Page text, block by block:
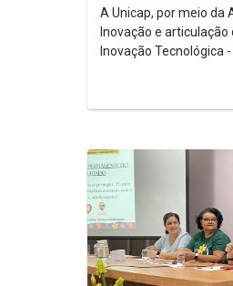
no Pavilhão MAKER
A Unicap, por meio da
Inovação e articulação
Inovação Tecnológica -